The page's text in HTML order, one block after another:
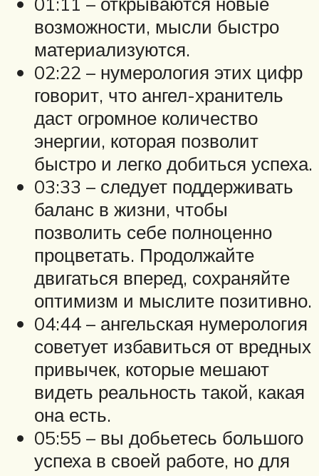
возможности, мысли быстро
материализуются.
02:22 – нумерология этих цифр
говорит, что ангел-хранитель
даст огромное количество
энергии, которая позволит
быстро и легко добиться успеха.
03:33 – следует поддерживать
баланс в жизни, чтобы
позволить себе полноценно
процветать. Продолжайте
двигаться вперед, сохраняйте
оптимизм и мыслите позитивно.
04:44 – ангельская нумерология
советует избавиться от вредных
привычек, которые мешают
видеть реальность такой, какая
она есть.
05:55 – вы добьетесь большого
успеха в своей работе, но для